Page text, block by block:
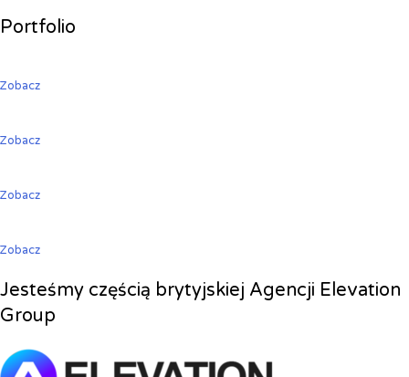
Portfolio
Zobacz
Zobacz
Zobacz
Zobacz
Jesteśmy częścią brytyjskiej Agencji Elevation
Group